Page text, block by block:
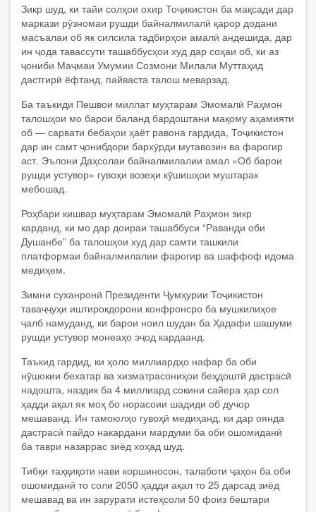
Зикр шуд, ки тайи солҳои охир Тоҷикистон ба мақсади дар
маркази рӯзномаи рушди байналмилалӣ қарор додани
масъалаи об як силсила тадбирҳои амалӣ андешида, дар
ин ҷода тавассути ташаббусҳои худ дар соҳаи об, ки аз
ҷониби Маҷмаи Умумии Созмони Милали Муттаҳид
дастгирӣ ёфтанд, пайваста талош меварзад.
Ба таъкиди Пешвои миллат муҳтарам Эмомалӣ Раҳмон
талошҳои мо барои баланд бардоштани мақому аҳамияти
об — сарвати бебаҳои ҳаёт равона гардида, Тоҷикистон
дар ин самт ҷонибдори бархӯрди мутавозин ва фарогир
аст. Эълони Даҳсолаи байналмилалии амал «Об барои
рушди устувор» гувоҳи возеҳи кӯшишҳои муштарак
мебошад.
Роҳбари кишвар муҳтарам Эмомалӣ Раҳмон зикр
карданд, ки мо дар доираи ташаббуси “Раванди оби
Душанбе” ба талошҳои худ дар самти ташкили
платформаи байналмилалии фарогир ва шаффоф идома
медиҳем.
Зимни суханронӣ Президенти Ҷумҳурии Тоҷикистон
таваҷҷуҳи иштирокдорони конфронсро ба мушкилиҳое
ҷалб намуданд, ки барои ноил шудан ба Ҳадафи шашуми
рушди устувор монеаҳо эҷод кардаанд.
Таъкид гардид, ки ҳоло миллиардҳо нафар ба оби
нӯшокии бехатар ва хизматрасониҳои беҳдоштӣ дастрасӣ
надошта, наздик ба 4 миллиард сокини сайера ҳар сол
ҳадди ақал як моҳ бо норасоии шадиди об дучор
мешаванд. Ин тамоюлҳо гувоҳӣ медиҳанд, ки дар оянда
дастрасӣ пайдо накардани мардуми ба оби ошомиданӣ
ба таври назаррас зиёд хоҳад шуд.
Тибқи таҳқиқоти нави коршиносон, талаботи ҷаҳон ба оби
ошомиданӣ то соли 2050 ҳадди ақал то 25 дарсад зиёд
мешавад ва ин зарурати истеҳсоли 50 фоиз бештари